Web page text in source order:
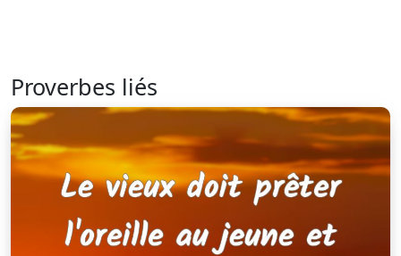
Proverbes liés